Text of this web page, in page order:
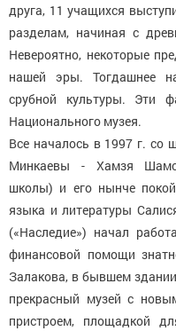
друга, 11 учащихся
разделам, начиная с
Невероятно, некоторые
нашей эры. Тогдашнее
срубной культуры. Эти
Национального музея.
Все началось в 1997 г. со
Минкаевы - Хамзя
школы) и его нынче
языка и литературы
(«Наследие») начал
финансовой помощи
Залакова, в бывшем
прекрасный музей с
пристроем, площадкой